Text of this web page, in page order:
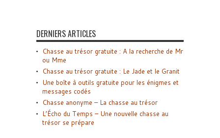
DERNIERS ARTICLES
Chasse au trésor gratuite : A la recherche de Mr
ou Mme
Chasse au trésor gratuite : Le Jade et le Granit
Une boîte à outils gratuite pour les énigmes et
messages codés
Chasse anonyme – La chasse au trésor
L’Écho du Temps – Une nouvelle chasse au
trésor se prépare